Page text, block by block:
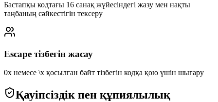
Бастапқы кодтағы 16 санақ жүйесіндегі жазу мен нақты
таңбаның сәйкестігін тексеру
Escape тізбегін жасау
0x немесе \x қосылған байт тізбегін кодқа қою үшін шығару
Қауіпсіздік пен құпиялылық